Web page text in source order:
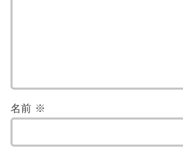
名前 ※